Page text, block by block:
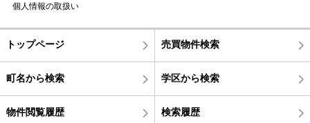
個人情報の取扱い
トップページ 売買物件検索
町名から検索 学区から検索
物件閲覧履歴 検索履歴